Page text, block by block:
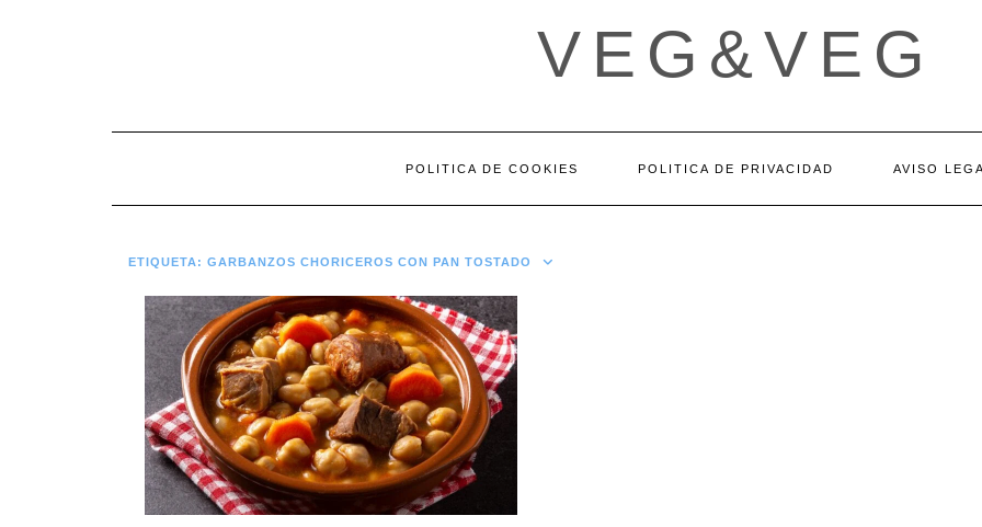
VEG&VEG
POLITICA DE COOKIES POLITICA DE PRIVACIDAD AVISO
ETIQUETA: GARBANZOS CHORICEROS CON PAN TOSTADO